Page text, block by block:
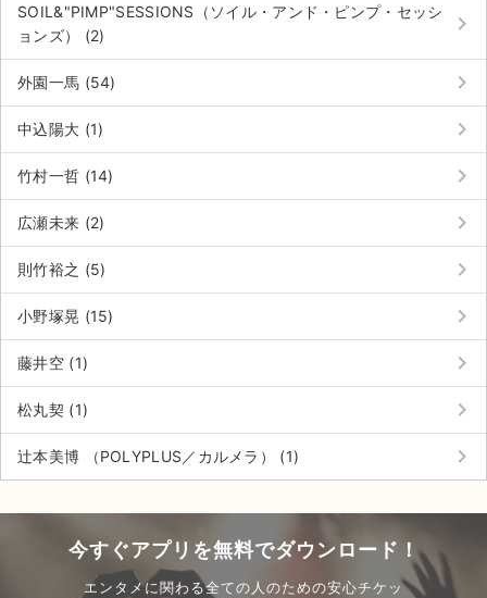
サイト情報
チケットジャム運営会社
チケットジャム利用規約
特定商取引法に基づく表記
公演登録依頼
SOIL&"PIMP"SESSIONS（ソイル・アンド・ピンプ・セッシ
ョンズ） (2)
keyboard_arrow_right
外園一馬 (54) keyboard_arrow_right
中込陽大 (1) keyboard_arrow_right
竹村一哲 (14) keyboard_arrow_right
広瀬未来 (2) keyboard_arrow_right
則竹裕之 (5) keyboard_arrow_right
小野塚晃 (15) keyboard_arrow_right
藤井空 (1) keyboard_arrow_right
松丸契 (1) keyboard_arrow_right
辻本美博 （POLYPLUS／カルメラ） (1) keyboard_arrow_right
今すぐアプリを無料でダウンロード！
エンタメに関わる全ての人のための安心チケッ